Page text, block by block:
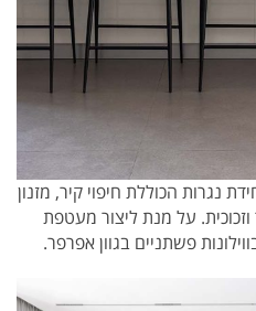
נגרות הכוללת חיפוי קיר, מזנון
על מנת ליצור מעטפת
פשתניים בגוון אפרפר.